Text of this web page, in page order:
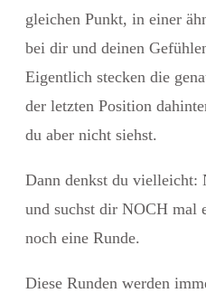
gleichen Punkt, in einer
bei dir und deinen
Eigentlich stecken die
der letzten Position
du aber nicht siehst.
Dann denkst du vielleicht:
und suchst dir NOCH mal
noch eine Runde.
Diese Runden werden